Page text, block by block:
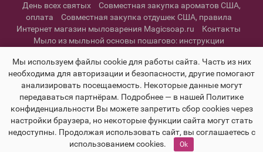
День всех святых
Совместная закупка ароматов США,
оплата
Совместная закупка отдушек США, правила
Интернет магазин мыловарения Magicsoap.ru
Контакты
Мыло из мыльной основы пошагово: инструкции
пользовательское соглашение
Мы используем файлы cookie для работы сайта. Часть из них
необходима для авторизации и безопасности, другие помогают
анализировать посещаемость. Некоторые данные могут
передаваться партнёрам. Подробнее — в нашей Политике
конфиденциальности Вы можете запретить сбор cookies через
настройки браузера, но некоторые функции сайта могут стать
недоступны. Продолжая использовать сайт, вы соглашаетесь с
использованием cookies.
Ok